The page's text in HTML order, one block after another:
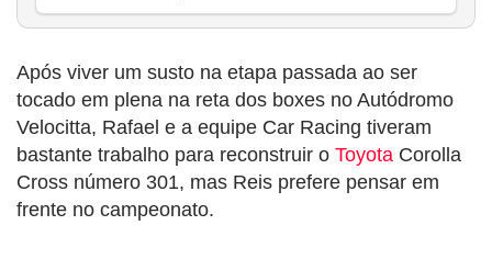
Após viver um susto na etapa passada ao ser
tocado em plena na reta dos boxes no Autódromo
Velocitta, Rafael e a equipe Car Racing tiveram
bastante trabalho para reconstruir o Toyota Corolla
Cross número 301, mas Reis prefere pensar em
frente no campeonato.